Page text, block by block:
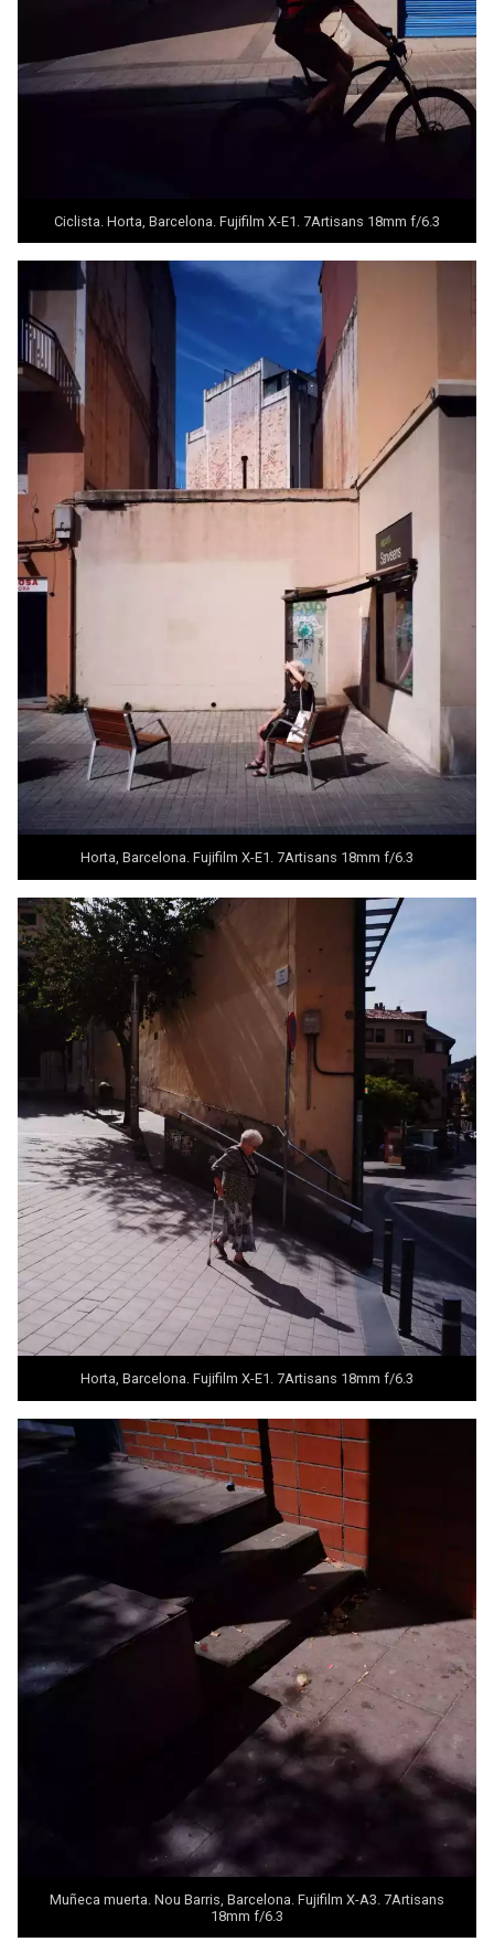
Ciclista. Horta, Barcelona. Fujifilm X-E1. 7Artisans 18mm f/6.3
Horta, Barcelona. Fujifilm X-E1. 7Artisans 18mm f/6.3
Horta, Barcelona. Fujifilm X-E1. 7Artisans 18mm f/6.3
Muñeca muerta. Nou Barris, Barcelona. Fujifilm X-A3. 7Artisans
18mm f/6.3